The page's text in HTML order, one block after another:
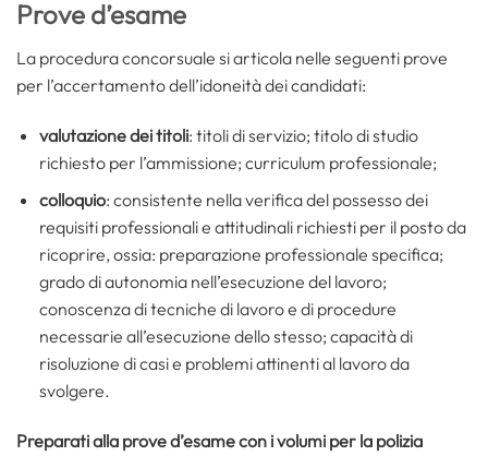
Prove d’esame
La procedura concorsuale si articola nelle seguenti prove
per l’accertamento dell’idoneità dei candidati:
valutazione dei titoli: titoli di servizio; titolo di studio
richiesto per l’ammissione; curriculum professionale;
colloquio: consistente nella verifica del possesso dei
requisiti professionali e attitudinali richiesti per il posto da
ricoprire, ossia: preparazione professionale specifica;
grado di autonomia nell’esecuzione del lavoro;
conoscenza di tecniche di lavoro e di procedure
necessarie all’esecuzione dello stesso; capacità di
risoluzione di casi e problemi attinenti al lavoro da
svolgere.
Preparati alla prove d’esame con i volumi per la polizia